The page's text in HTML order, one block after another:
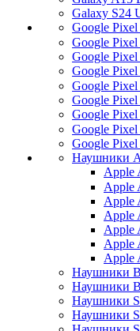
Galaxy S24
Google Pixel
Google Pixel
Google
Google
Google Pixel
Google Pixel
Google Pixel
Google
Google Pixel
Наушники
Apple
Apple
Apple
Apple
Apple
Apple
Apple
Наушники
Наушники
Наушники
Наушники